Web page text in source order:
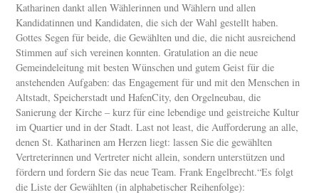
Katharinen dankt allen Wählerinnen und Wählern und allen
Kandidatinnen und Kandidaten, die sich der Wahl gestellt haben.
Gottes Segen für beide, die Gewählten und die, die nicht ausreichend
Stimmen auf sich vereinen konnten. Gratulation an die neue
Gemeindeleitung mit besten Wünschen und gutem Geist für die
anstehenden Aufgaben: das Engagement für und mit den Menschen in
Altstadt, Speicherstadt und HafenCity, den Orgelneubau, die
Sanierung der Kirche – kurz für eine lebendige und geistreiche Kultur
im Quartier und in der Stadt. Last not least, die Aufforderung an alle,
denen St. Katharinen am Herzen liegt: lassen Sie die gewählten
Vertreterinnen und Vertreter nicht allein, sondern unterstützen und
fördern und fordern Sie das neue Team. Frank Engelbrecht.“Es folgt
die Liste der Gewählten (in alphabetischer Reihenfolge):